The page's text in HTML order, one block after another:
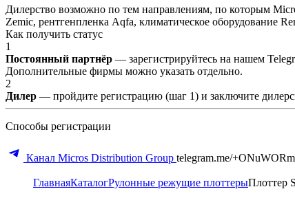
Дилерство возможно по тем направлениям, по которым
Zemic, рентгенпленка Aqfa, климатическое оборудование
Как получить статус
1
Постоянный партнёр — зарегистрируйтесь на нашем
Дополнительные фирмы можно указать отдельно.
2
Дилер — пройдите регистрацию (шаг 1) и заключите
Способы регистрации
Канал Micros Distribution Group telegram.me/
ГлавнаяКаталогРулонные режущие плоттерыПлоттер